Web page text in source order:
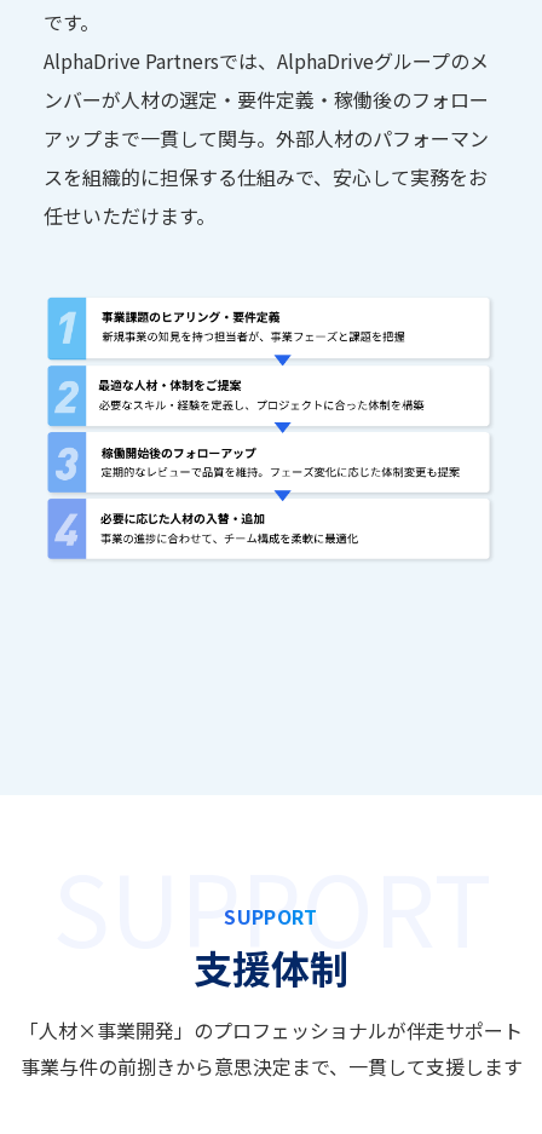
です。
AlphaDrive Partnersでは、AlphaDriveグループのメ
ンバーが人材の選定・要件定義・稼働後のフォロー
アップまで一貫して関与。外部人材のパフォーマン
スを組織的に担保する仕組みで、安心して実務をお
任せいただけます。
SUPPORT
支援体制
「人材×事業開発」のプロフェッショナルが伴走サポート
事業与件の前捌きから意思決定まで、一貫して支援します